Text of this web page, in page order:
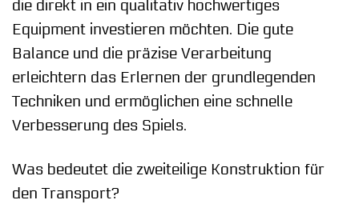
die direkt in ein qualitativ hochwertiges
Equipment investieren möchten. Die gute
Balance und die präzise Verarbeitung
erleichtern das Erlernen der grundlegenden
Techniken und ermöglichen eine schnelle
Verbesserung des Spiels.
Was bedeutet die zweiteilige Konstruktion für
den Transport?